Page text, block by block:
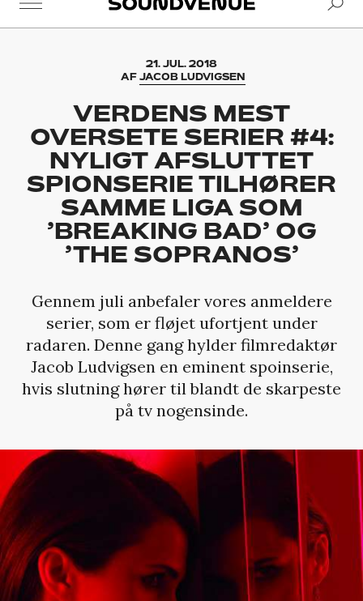
Soundvenue
21. JUL. 2018
AFJACOB LUDVIGSEN
VERDENS MEST
OVERSETE SERIER #4:
NYLIGT AFSLUTTET
SPIONSERIE TILHØRER
SAMME LIGA SOM
’BREAKING BAD’ OG
’THE SOPRANOS’
Gennem juli anbefaler vores anmeldere
serier, som er fløjet ufortjent under
radaren. Denne gang hylder filmredaktør
Jacob Ludvigsen en eminent spoinserie,
hvis slutning hører til blandt de skarpeste
på tv nogensinde.